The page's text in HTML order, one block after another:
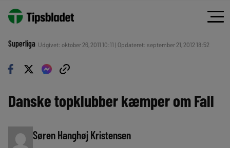
Superliga Udgivet: oktober 26, 2011 10:11 | Opdateret: september 21, 2012 18:52
Danske topklubber kæmper om Fall
Søren Hanghøj Kristensen